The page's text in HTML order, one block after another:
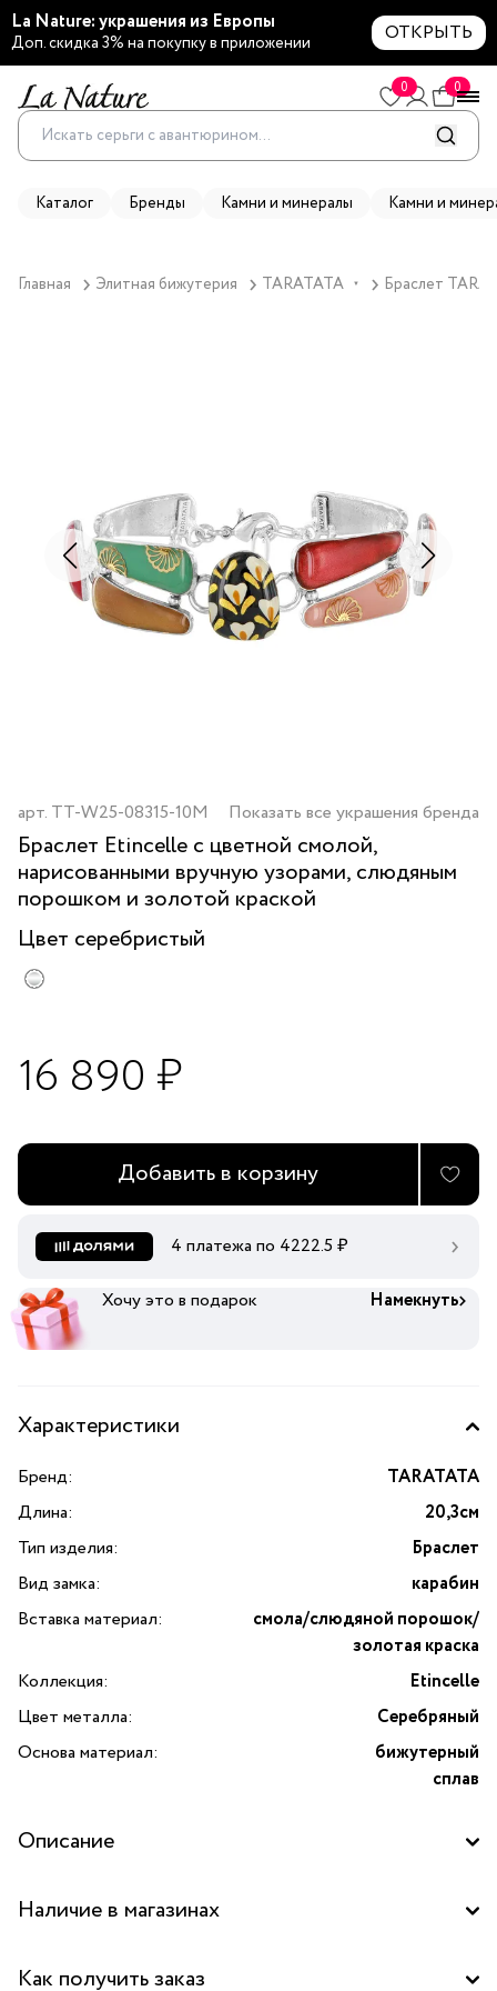
La Nature: украшения из Европы
Доп. скидка 3% на покупку в приложении ОТКРЫТЬ
0 0
Каталог Бренды Камни и минералы Камни и
Главная Элитная бижутерия TARATATA ▼ Браслет
арт. TT-W25-08315-10M Показать все украшения бренда
Браслет Etincelle с цветной смолой,
нарисованными вручную узорами, слюдяным
порошком и золотой краской
Цвет серебристый
16 890 ₽
Добавить в корзину
4 платежа по 4222.5 ₽
Хочу это в подарок Намекнуть
Характеристики
Бренд:
TARATATA
Длина:
20,3см
Тип изделия:
Браслет
Вид замка:
карабин
Вставка материал:
смола/слюдяной порошок/
золотая краска
Коллекция:
Etincelle
Цвет металла:
Серебряный
Основа материал:
бижутерный
сплав
Описание
Украшение изготавлено вручную и украшено уникальными
служит прочный бижутерный сплав серебряного цвета —
Наличие в магазинах
Бутик "La Nature" в ТД "Дружба", Москва
Как получить заказ